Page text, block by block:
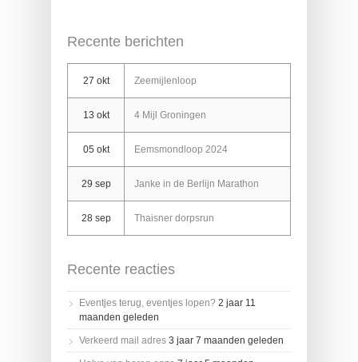
Recente berichten
27 okt Zeemijlenloop
13 okt 4 Mijl Groningen
05 okt Eemsmondloop 2024
29 sep Janke in de Berlijn Marathon
28 sep Thaisner dorpsrun
Recente reacties
Eventjes terug, eventjes lopen? 2 jaar 11
maanden geleden
Verkeerd mail adres 3 jaar 7 maanden geleden